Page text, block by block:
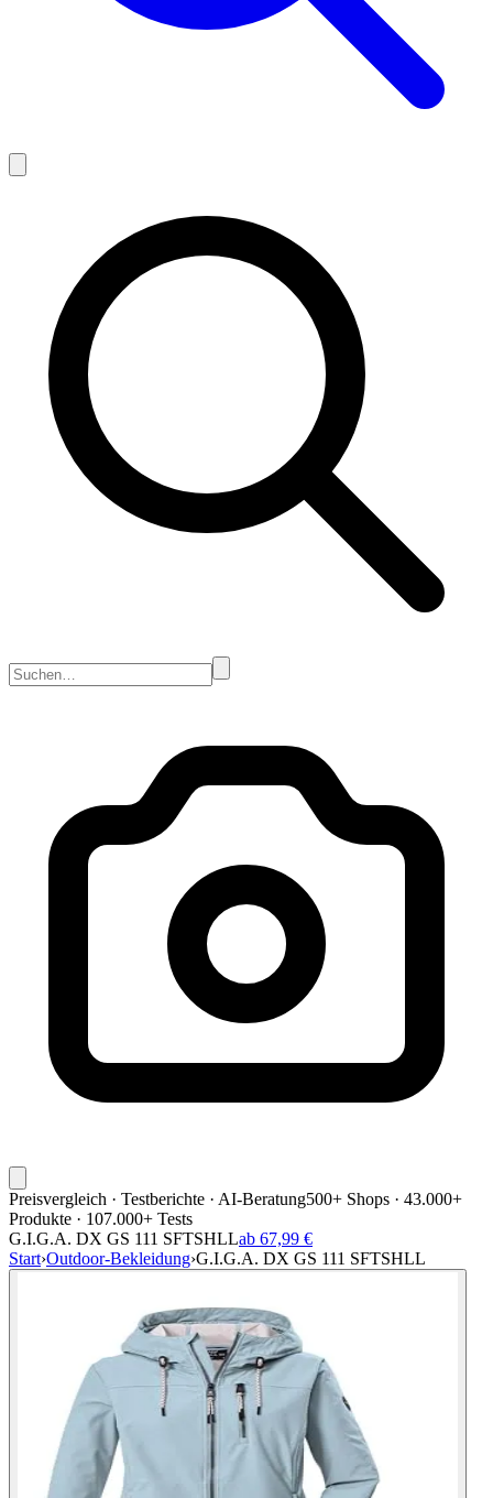
Preisvergleich · Testberichte · AI-Beratung500+ Shops · 43.000+
Produkte · 107.000+ Tests
G.I.G.A. DX GS 111 SFTSHLLab 67,99 €
Start›Outdoor-Bekleidung›G.I.G.A. DX GS 111 SFTSHLL